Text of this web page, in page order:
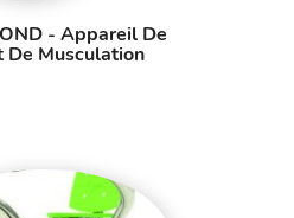
- Appareil De
De Musculation